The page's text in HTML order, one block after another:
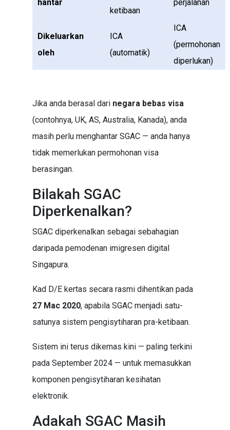
hantar
ketibaan
perjalanan
Dikeluarkan
oleh
ICA
(automatik)
ICA
(permohonan
diperlukan)
Jika anda berasal dari negara bebas visa
(contohnya, UK, AS, Australia, Kanada), anda
masih perlu menghantar SGAC — anda hanya
tidak memerlukan permohonan visa
berasingan.
Bilakah SGAC
Diperkenalkan?
SGAC diperkenalkan sebagai sebahagian
daripada pemodenan imigresen digital
Singapura.
Kad D/E kertas secara rasmi dihentikan pada
27 Mac 2020, apabila SGAC menjadi satu-
satunya sistem pengisytiharan pra-ketibaan.
Sistem ini terus dikemas kini — paling terkini
pada September 2024 — untuk memasukkan
komponen pengisytiharan kesihatan
elektronik.
Adakah SGAC Masih